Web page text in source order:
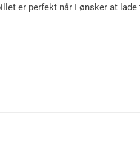
er perfekt når I ønsker at